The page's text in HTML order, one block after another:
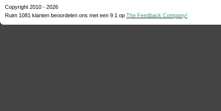
Copyright 2010 - 2026
Ruim 1081 klanten beoordelen ons met een 9.1 op The Feedback Company!